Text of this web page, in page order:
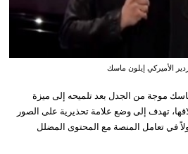
الأميركي إيلون ماسك
ماسك موجة من الجدل بعد تلميحه إلى ميزة
تهدف إلى وضع علامة تحذيرية على الصور
في تعامل المنصة مع المحتوى المضلل